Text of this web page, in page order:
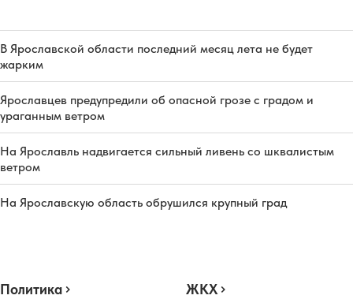
В Ярославской области последний месяц лета не будет
жарким
Ярославцев предупредили об опасной грозе с градом и
ураганным ветром
На Ярославль надвигается сильный ливень со шквалистым
ветром
На Ярославскую область обрушился крупный град
Политика ЖКХ